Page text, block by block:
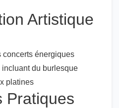
Artistique
concerts énergiques
incluant du burlesque
platines
Pratiques